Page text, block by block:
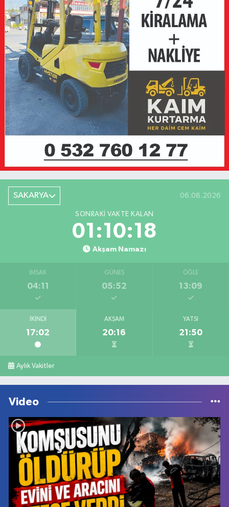
SAKARYA 06.08.2026
SONRAKI VAKTE KALAN
01:10:18
Akşam Namazı
İMSAK
04:11
GÜNEŞ
05:52
ÖĞLE
13:09
İKINDI
17:02
AKŞAM
20:16
YATSI
21:50
Aylık Vakitler
Video